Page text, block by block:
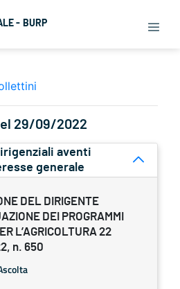
- BURP
29/09/2022
aventi
generale
DEL DIRIGENTE
DEI PROGRAMMI
L’AGRICOLTURA 22
n. 650